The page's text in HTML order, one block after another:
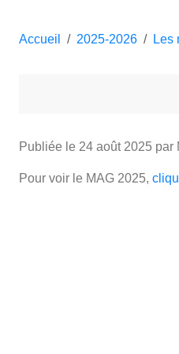
Accueil 2025-2026 Les
Publiée le 24 août 2025 par
Pour voir le MAG 2025,